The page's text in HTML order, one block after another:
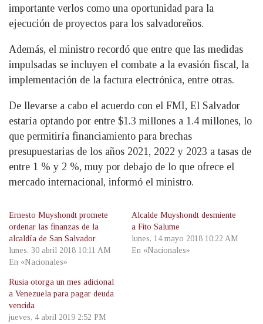
importante verlos como una oportunidad para la
ejecución de proyectos para los salvadoreños.
Además, el ministro recordó que entre que las medidas
impulsadas se incluyen el combate a la evasión fiscal, la
implementación de la factura electrónica, entre otras.
De llevarse a cabo el acuerdo con el FMI, El Salvador
estaría optando por entre $1.3 millones a 1.4 millones, lo
que permitiría financiamiento para brechas
presupuestarias de los años 2021, 2022 y 2023 a tasas de
entre 1 % y 2 %, muy por debajo de lo que ofrece el
mercado internacional, informó el ministro.
Ernesto Muyshondt promete
ordenar las finanzas de la
alcaldía de San Salvador
lunes, 30 abril 2018 10:11 AM
En «Nacionales»
Alcalde Muyshondt desmiente
a Fito Salume
lunes, 14 mayo 2018 10:22 AM
En «Nacionales»
Rusia otorga un mes adicional
a Venezuela para pagar deuda
vencida
jueves, 4 abril 2019 2:52 PM